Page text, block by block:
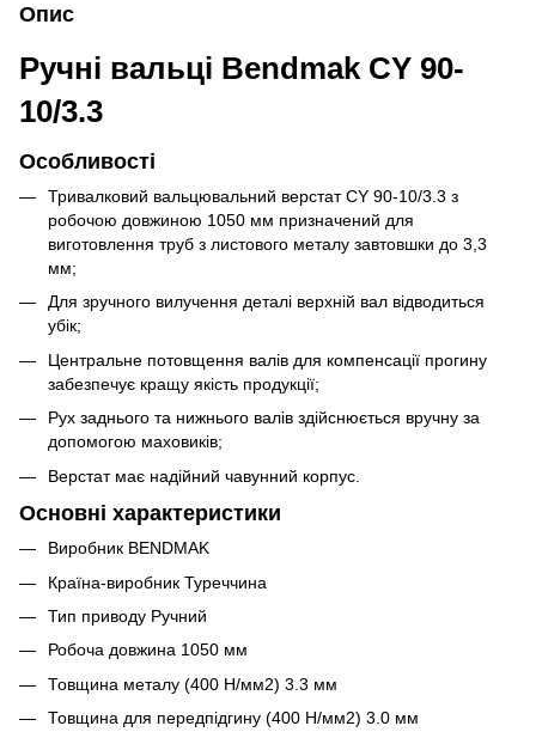
Опис
Ручні вальці Bendmak CY 90-
10/3.3
Особливості
Тривалковий вальцювальний верстат CY 90-10/3.3 з
робочою довжиною 1050 мм призначений для
виготовлення труб з листового металу завтовшки до 3,3
мм;
Для зручного вилучення деталі верхній вал відводиться
убік;
Центральне потовщення валів для компенсації прогину
забезпечує кращу якість продукції;
Рух заднього та нижнього валів здійснюється вручну за
допомогою маховиків;
Верстат має надійний чавунний корпус.
Основні характеристики
Виробник BENDMAK
Країна-виробник Туреччина
Тип приводу Ручний
Робоча довжина 1050 мм
Товщина металу (400 Н/мм2) 3.3 мм
Товщина для передпідгину (400 Н/мм2) 3.0 мм